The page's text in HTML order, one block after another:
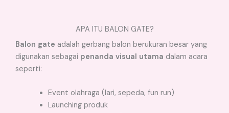
APA ITU BALON GATE?
Balon gate adalah gerbang balon berukuran besar yang
digunakan sebagai penanda visual utama dalam acara
seperti:
Event olahraga (lari, sepeda, fun run)
Launching produk